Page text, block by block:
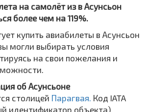
на самолёт из в Асунсьон
более чем на 119%.
купить авиабилеты в Асунсьон
могли выбирать условия
на свои пожелания и
об Асунсьоне
столицей Парагвая. Код IATA
идентификатор объекта)